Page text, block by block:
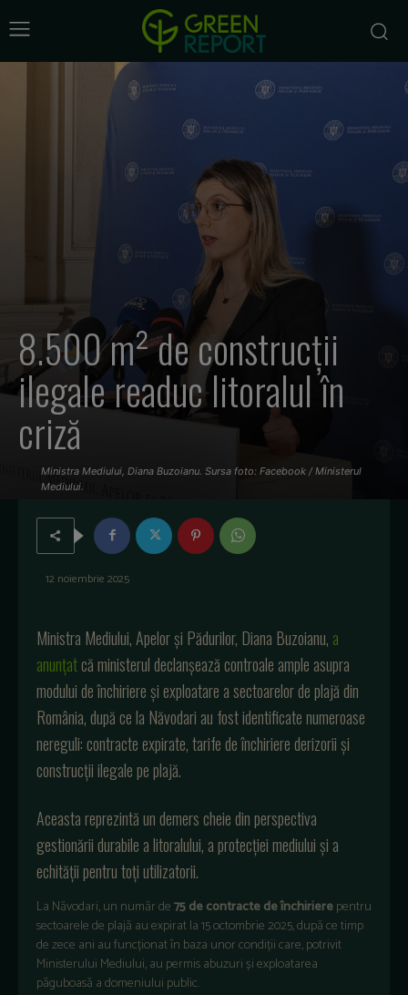
8.500 m² de construcții
ilegale readuc litoralul în
criză
Ministra Mediului, Diana Buzoianu. Sursa foto: Facebook / Ministerul
Mediului.
12 noiembrie 2025
Ministra Mediului, Apelor şi Pădurilor, Diana Buzoianu, a
anunţatcă ministerul declanşează controale ample asupra
modului de închiriere şi exploatare a sectoarelor de plajă din
România, după ce la Năvodari au fost identificate numeroase
nereguli: contracte expirate, tarife de închiriere derizorii şi
construcţii ilegale pe plajă.
Aceasta reprezintă un demers cheie din perspectiva
gestionării durabile a litoralului, a protecţiei mediului şi a
echităţii pentru toţi utilizatorii.
La Năvodari, un număr de75 de contracte de închirierepentru
sectoarele de plajă au expirat la 15 octombrie 2025, după ce timp
de zece ani au funcționat în baza unor condiții care, potrivit
Ministerului Mediului, au permis abuzuri și exploatarea
păguboasă a domeniului public.